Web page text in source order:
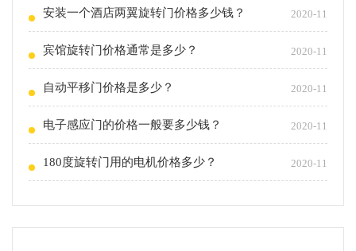
安装一个酒店两翼旋转门价格多少钱？ 2020-11
宾馆旋转门价格通常是多少？ 2020-11
自动平移门价格是多少？ 2020-11
电子感应门的价格一般要多少钱？ 2020-11
180度旋转门用的电机价格多少？ 2020-11